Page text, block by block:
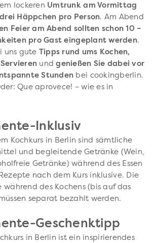
lockeren Umtrunk am Vormittag
Häppchen pro Person. Am Abend
Feier am Abend sollten schon 10 –
pro Gast eingeplant werden.
uns gute Tipps rund ums Kochen,
und genießen Sie dabei vor
Stunden bei cookingberlin.
Que aprovece! – wie es in
Inklusiv
Kochkurs in Berlin sind sämtliche
und begleitende Getränke (Wein,
Getränke) während des Essen
nach dem Kurs inklusive. Die
während des Kochens (bis auf das
separat bezahlt werden.
Geschenktipp
in Berlin ist ein inspirierendes